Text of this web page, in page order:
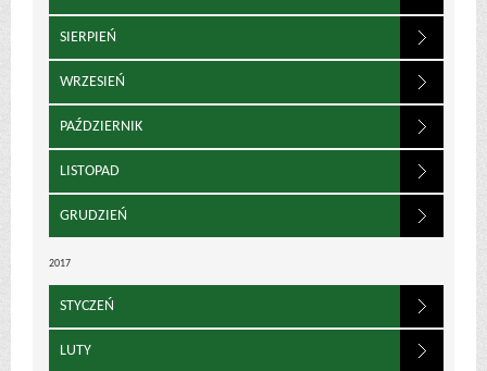
SIERPIEŃ
WRZESIEŃ
PAŹDZIERNIK
LISTOPAD
GRUDZIEŃ
2017
STYCZEŃ
LUTY